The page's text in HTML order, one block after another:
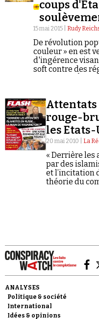
Se
coups
15 mai 2015 | Rudy
De révolution
couleur » en est
d'ingérence
soft contre des
qu'elle entendait
Attentats
rouge-
les Etats-
20 mai 2010 | La
« Derrière les
par des
et l’incitation
théorie du
ANALYSES
Politique & société
International
Idées & opinions